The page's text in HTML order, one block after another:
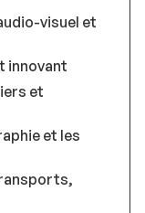
visuel et
innovant
et
et les